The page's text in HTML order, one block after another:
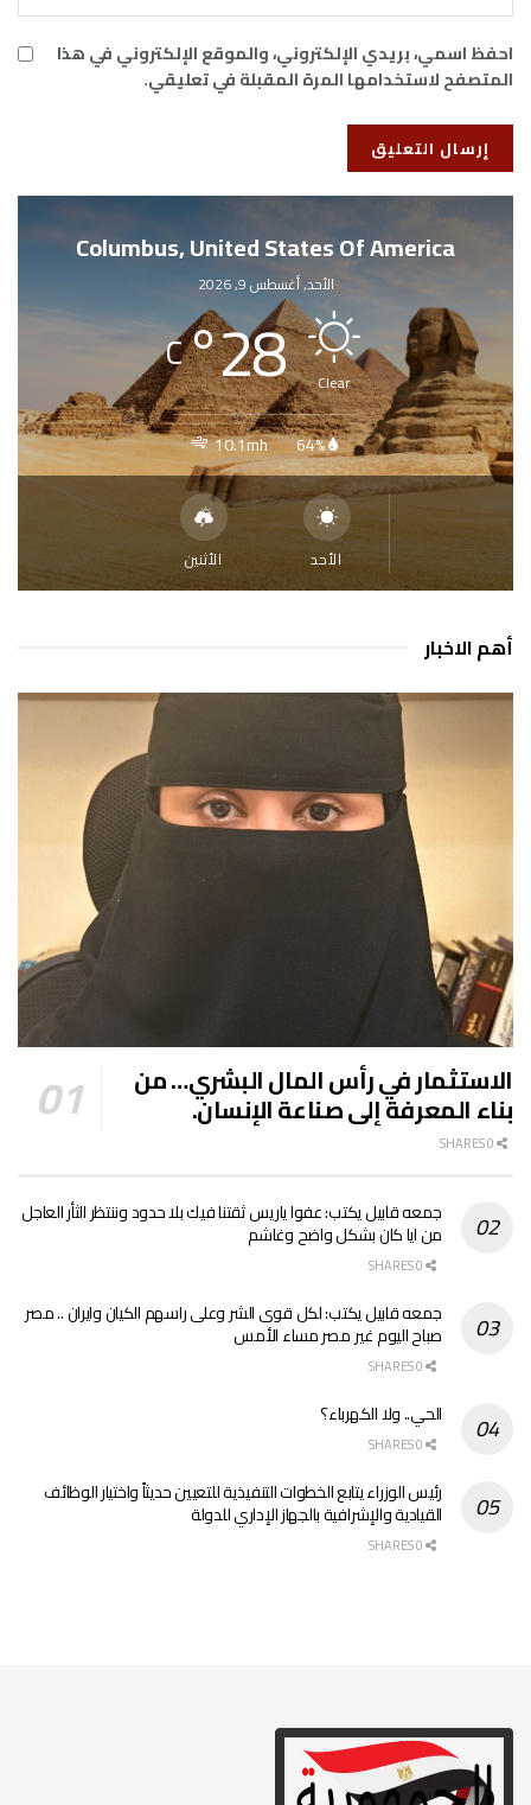
احفظ اسمي، بريدي الإلكتروني، والموقع الإلكتروني في هذا
المتصفح لاستخدامها المرة المقبلة في تعليقي.
Columbus, United States Of America
الأحد, أغسطس 9, 2026
Clear
28
°
C
64%
10.1mh
الأحد الأثنين
أهم الاخبار
الاستثمار في رأس المال البشري… من
بناء المعرفة إلى صناعة الإنسان.
جمعه قابيل يكتب: عفوا ياريس ثقتنا فيك بلا حدود وننتظر الثأر العاجل
من ايا كان بشكل واضح وغاشم
جمعه قابيل يكتب: لكل قوى الشر وعلى راسهم الكيان وايران .. مصر
صباح اليوم غير مصر مساء الأمس
الحي.. ولا الكهرباء؟
رئيس الوزراء يتابع الخطوات التنفيذية للتعيين حديثاً واختيار الوظائف
القيادية والإشرافية بالجهاز الإداري للدولة